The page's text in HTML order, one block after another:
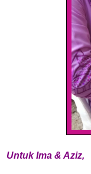
Untuk Ima & Aziz,